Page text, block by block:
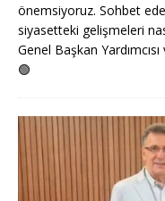
önemsiyoruz. Sohbet
siyasetteki gelişmeleri
Genel Başkan
🟢